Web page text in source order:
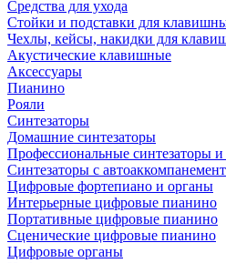
Средства для ухода
Стойки и подставки для
Чехлы, кейсы, накидки для
Акустические клавишные
Аксессуары
Пианино
Рояли
Синтезаторы
Домашние синтезаторы
Профессиональные синтезаторы
Синтезаторы с
Цифровые фортепиано и органы
Интерьерные цифровые пианино
Портативные цифровые пианино
Сценические цифровые пианино
Цифровые органы